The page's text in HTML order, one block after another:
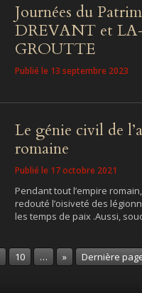
Journées du
DREVANT et
GROUTTE
Publié le 13 septembre 2023
Le génie civil de
romaine
Publié le 17 octobre 2021
Pendant tout l’empire
redouté l’oisiveté des
les temps de paix .Aussi,
10 … » Dernière